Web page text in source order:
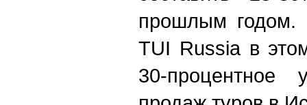
прошлым годом.
TUI Russia в
30-процентное